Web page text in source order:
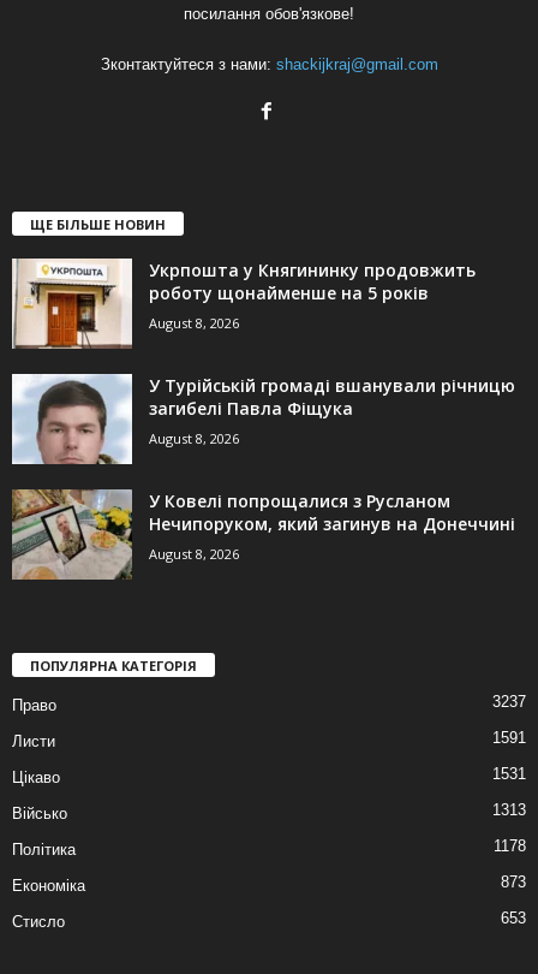
посилання обов'язкове!
Зконтактуйтеся з нами: shackijkraj@gmail.com
ЩЕ БІЛЬШЕ НОВИН
Укрпошта у Княгининку продовжить
роботу щонайменше на 5 років
August 8, 2026
У Турійській громаді вшанували річницю
загибелі Павла Фіщука
August 8, 2026
У Ковелі попрощалися з Русланом
Нечипоруком, який загинув на Донеччині
August 8, 2026
ПОПУЛЯРНА КАТЕГОРІЯ
Право 3237
Листи 1591
Цікаво 1531
Військо 1313
Політика 1178
Економіка 873
Стисло 653